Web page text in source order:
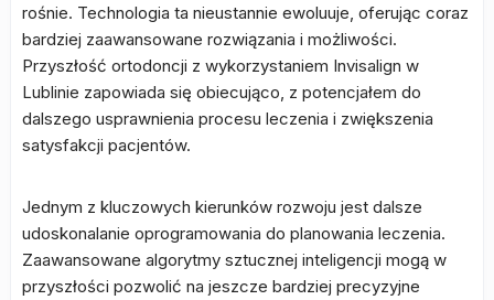
rośnie. Technologia ta nieustannie ewoluuje, oferując coraz
bardziej zaawansowane rozwiązania i możliwości.
Przyszłość ortodoncji z wykorzystaniem Invisalign w
Lublinie zapowiada się obiecująco, z potencjałem do
dalszego usprawnienia procesu leczenia i zwiększenia
satysfakcji pacjentów.
Jednym z kluczowych kierunków rozwoju jest dalsze
udoskonalanie oprogramowania do planowania leczenia.
Zaawansowane algorytmy sztucznej inteligencji mogą w
przyszłości pozwolić na jeszcze bardziej precyzyjne